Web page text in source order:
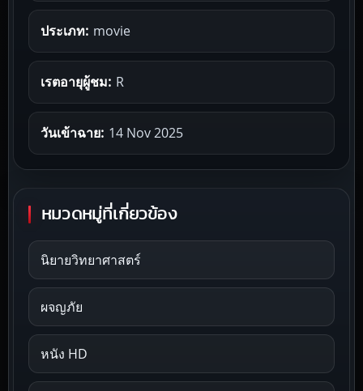
ประเภท: movie
เรตอายุผู้ชม: R
วันเข้าฉาย: 14 Nov 2025
หมวดหมู่ที่เกี่ยวข้อง
นิยายวิทยาศาสตร์
ผจญภัย
หนัง HD